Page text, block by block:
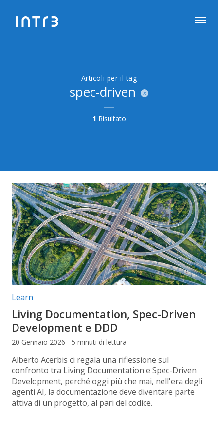
Articoli per il tag
spec-driven
1 Risultato
Categorie articolo:
Learn
Living Documentation, Spec-Driven
Development e DDD
20 Gennaio 2026 - 5 minuti di lettura
Alberto Acerbis ci regala una riflessione sul
confronto tra Living Documentation e Spec-Driven
Development, perché oggi più che mai, nell'era degli
agenti AI, la documentazione deve diventare parte
attiva di un progetto, al pari del codice.